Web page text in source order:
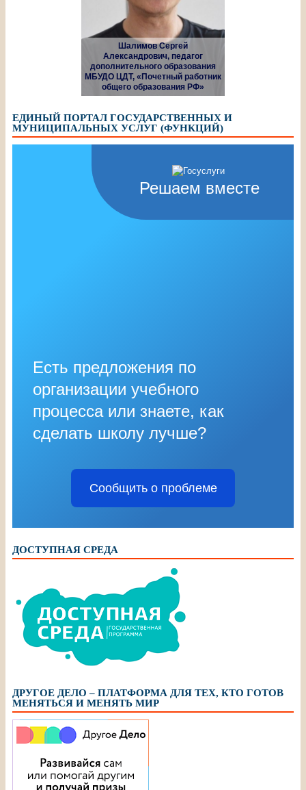
Шалимов Сергей
Александрович, педагог
дополнительного образования
МБУДО ЦДТ, «Почетный работник
общего образования РФ»
ЕДИНЫЙ ПОРТАЛ ГОСУДАРСТВЕННЫХ И
МУНИЦИПАЛЬНЫХ УСЛУГ (ФУНКЦИЙ)
Решаем вместе
Есть предложения по
организации учебного
процесса или знаете, как
сделать школу лучше?
Сообщить о проблеме
ДОСТУПНАЯ СРЕДА
ДРУГОЕ ДЕЛО – ПЛАТФОРМА ДЛЯ ТЕХ, КТО ГОТОВ
МЕНЯТЬСЯ И МЕНЯТЬ МИР